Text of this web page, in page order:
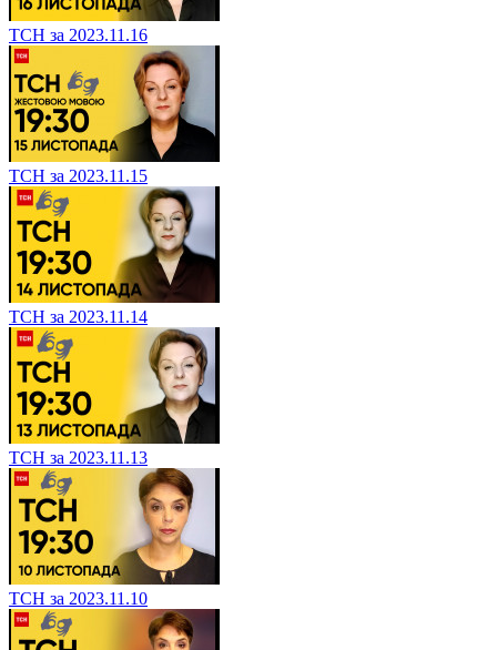
ТСН за 2023.11.16
ТСН за 2023.11.15
ТСН за 2023.11.14
ТСН за 2023.11.13
ТСН за 2023.11.10